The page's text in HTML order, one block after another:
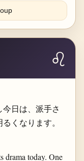
♌
日は、派手さ
くなります。
drama today. One